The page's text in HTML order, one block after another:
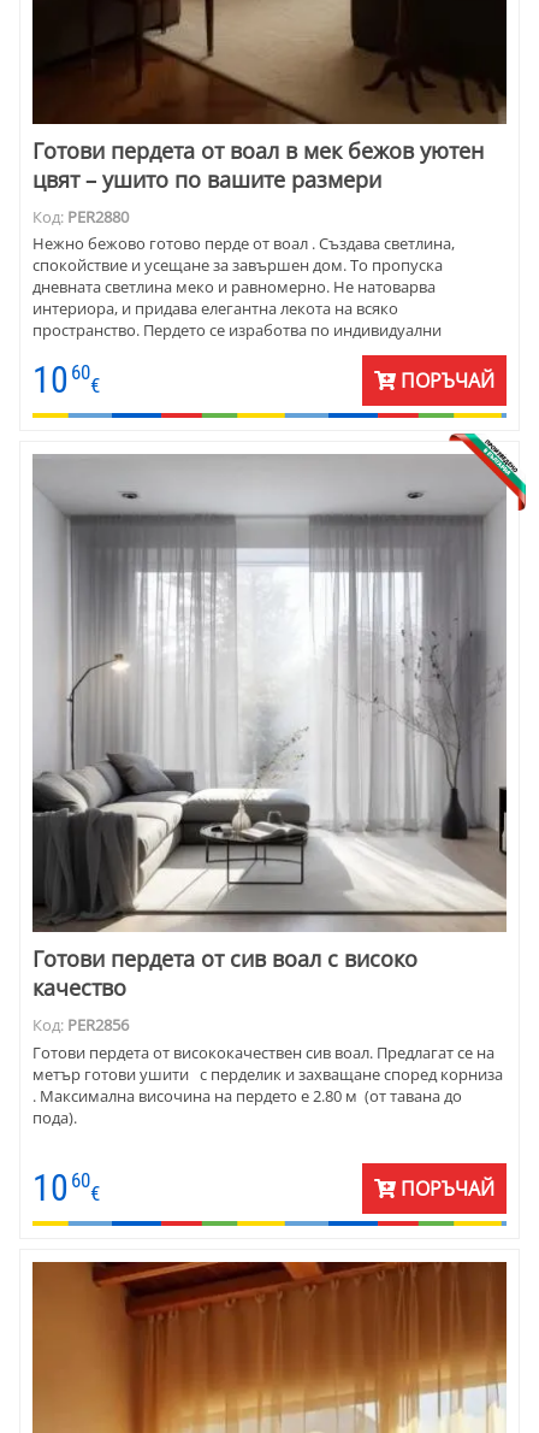
Готови пердета от воал в мек бежов уютен
цвят – ушито по вашите размери
Код: PER2880
Нежно бежово готово перде от воал . Създава светлина,
спокойствие и усещане за завършен дом. То пропуска
дневната светлина меко и равномерно. Не натоварва
интериора, и придава елегантна лекота на всяко
пространство. Пердето се изработва по индивидуални
размери, с пришит перделик и готово за окачване –
практично решение за хора, които ценят визията и
удобството. Подходящо за домове, в които уютът е на първо
място.
10 60
€ ПОРЪЧАЙ
Готови пердета от сив воал с високо
качество
Код: PER2856
Готови пердета от висококачествен сив воал. Предлагат се на
метър готови ушити с перделик и захващане според корниза
. Максимална височина на пердето е 2.80 м (от тавана до
пода).
10 60
€ ПОРЪЧАЙ